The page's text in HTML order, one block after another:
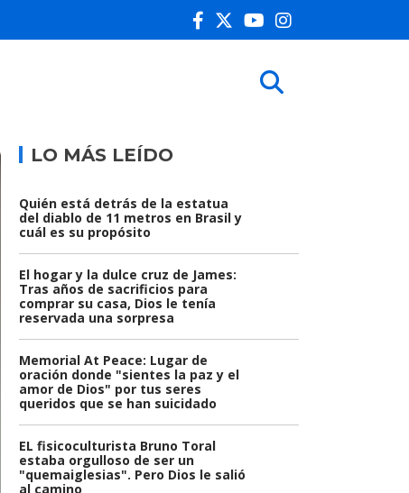
LO MÁS LEÍDO
Quién está detrás de la estatua
del diablo de 11 metros en Brasil y
cuál es su propósito
El hogar y la dulce cruz de James:
Tras años de sacrificios para
comprar su casa, Dios le tenía
reservada una sorpresa
Memorial At Peace: Lugar de
oración donde "sientes la paz y el
amor de Dios" por tus seres
queridos que se han suicidado
EL fisicoculturista Bruno Toral
estaba orgulloso de ser un
"quemaiglesias". Pero Dios le salió
al camino